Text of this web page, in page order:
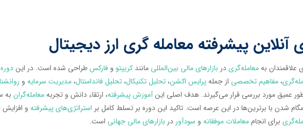
آنلاین پیشرفته معامله گری ارز دیجیتال
علاقمندان بهمعامله‌گریدر بازارهای مالی بین‌المللی مانند کریپتو و فارکسطراحی شده است. در ایندوره
، مفاهیم تخصصی از جملهپرایس اکشن، تحلیل تکنیکال، تحلیل فاندامنتال، مدیریت سرمایه و
عمیق مورد بررسی قرار می‌گیرند. هدف اصلی اینآموزش پیشرفته، ارتقاء دانش و تجربهمعامله‌گران به
شدن با برترین‌ها در این عرصه است. تاکید این دوره بر تسلط کامل بر استراتژی‌های پیشرفته و
برای انجاممعاملات موفقانه و سودآور در بازارهای مالی جهانی است.